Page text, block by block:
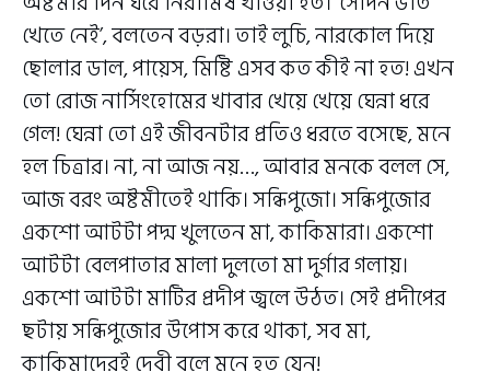
খেতে নেই’, বলতেন বড়রা। তাই লুচি, নারকোল দিয়ে
ছোলার ডাল, পায়েস, মিষ্টি এসব কত কীই না হত! এখন
তো রোজ নার্সিংহোমের খাবার খেয়ে খেয়ে ঘেন্না ধরে
গেল! ঘেন্না তো এই জীবনটার প্রতিও ধরতে বসেছে, মনে
হল চিত্রার। না, না আজ নয়…, আবার মনকে বলল সে,
আজ বরং অষ্টমীতেই থাকি। সন্ধিপুজো। সন্ধিপুজোর
একশো আটটা পদ্ম খুলতেন মা, কাকিমারা। একশো
আটটা বেলপাতার মালা দুলতো মা দুর্গার গলায়।
একশো আটটা মাটির প্রদীপ জ্বলে উঠত। সেই প্রদীপের
ছটায় সন্ধিপুজোর উপোস করে থাকা, সব মা,
কাকিমাদেরই দেবী বলে মনে হত যেন!